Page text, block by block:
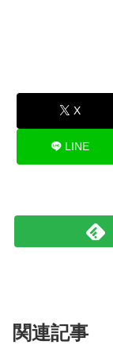
X
LINE
関連記事